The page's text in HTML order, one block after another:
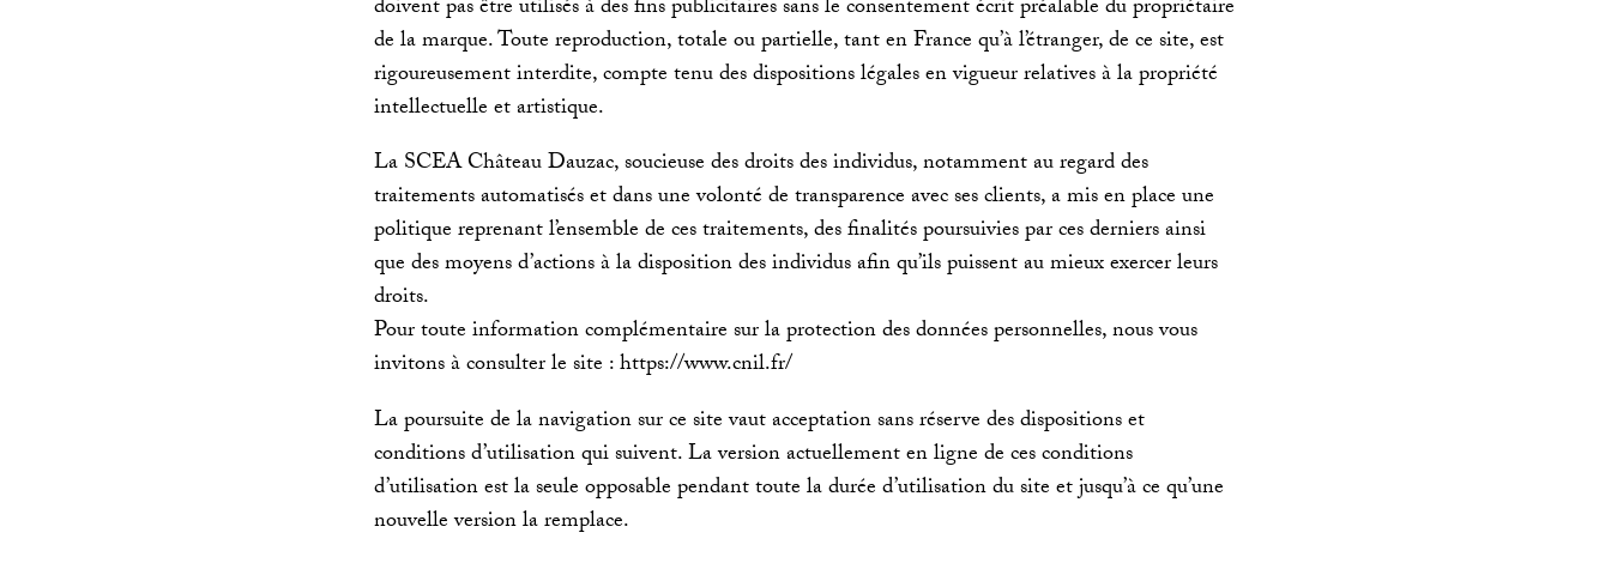
doivent pas être utilisés à des fins publicitaires sans le consentement écrit préalable du propriétaire
de la marque. Toute reproduction, totale ou partielle, tant en France qu’à l’étranger, de ce site, est
rigoureusement interdite, compte tenu des dispositions légales en vigueur relatives à la propriété
intellectuelle et artistique.
La SCEA Château Dauzac, soucieuse des droits des individus, notamment au regard des
traitements automatisés et dans une volonté de transparence avec ses clients, a mis en place une
politique reprenant l’ensemble de ces traitements, des finalités poursuivies par ces derniers ainsi
que des moyens d’actions à la disposition des individus afin qu’ils puissent au mieux exercer leurs
droits.
Pour toute information complémentaire sur la protection des données personnelles, nous vous
invitons à consulter le site : https://www.cnil.fr/
La poursuite de la navigation sur ce site vaut acceptation sans réserve des dispositions et
conditions d’utilisation qui suivent. La version actuellement en ligne de ces conditions
d’utilisation est la seule opposable pendant toute la durée d’utilisation du site et jusqu’à ce qu’une
nouvelle version la remplace.